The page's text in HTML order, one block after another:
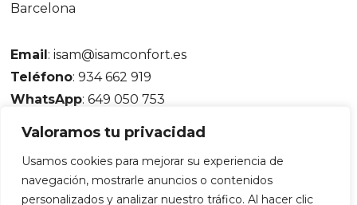
Valoramos tu privacidad
Usamos cookies para mejorar su experiencia de
navegación, mostrarle anuncios o contenidos
personalizados y analizar nuestro tráfico. Al hacer clic
Barcelona
Email:isam@isamconfort.es
Teléfono:934 662 919
WhatsApp: 649 050 753
© Copyright 2025 | Isam Confort |Aviso legal y